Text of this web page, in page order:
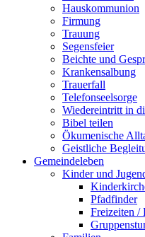
Hauskommunion
Firmung
Trauung
Segensfeier
Beichte und
Krankensalbung
Trauerfall
Telefonseelsorge
Wiedereintritt in
Bibel teilen
Ökumenische
Geistliche
Gemeindeleben
Kinder und
Pfadfinder
Freizeiten /